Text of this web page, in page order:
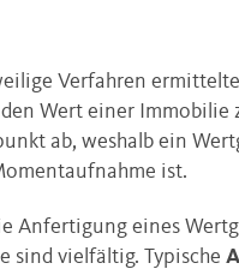
Verfahren
Wert einer Immobilie
ab, weshalb ein
ist.
Anfertigung eines
sind vielfältig. Typische